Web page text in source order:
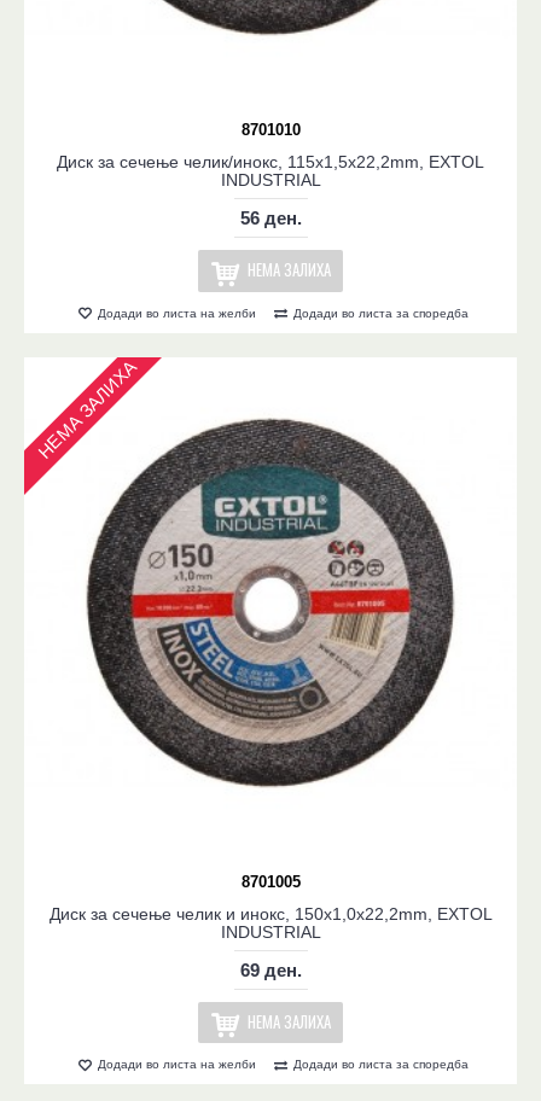
8701010
Диск за сечење челик/инокс, 115x1,5x22,2mm, EXTOL
INDUSTRIAL
56 ден.
НЕМА ЗАЛИХА
Додади во листа на желби Додади во листа за споредба
8701005
НЕМА ЗАЛИХА
Диск за сечење челик и инокс, 150x1,0x22,2mm, EXTOL
INDUSTRIAL
69 ден.
НЕМА ЗАЛИХА
Додади во листа на желби Додади во листа за споредба